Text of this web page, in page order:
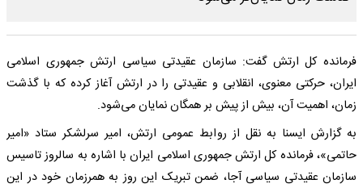
فرمانده کل ارتش گفت: سازمان عقیدتی سیاسی ارتش جمهوری اسلامی
ایران، حرکتی معنوی، انقلابی و عقیدتی را در ارتش آغاز کرده که با گذشت
زمان، اهمیت آن، بیش از پیش بر همگان نمایان می‌شود.
به گزارش ایسنا به نقل از روابط عمومی ارتش، امیر سرلشکر ستاد «امیر
حاتمی»، فرمانده کل ارتش جمهوری اسلامی ایران با اشاره به سالروز تاسیس
سازمان عقیدتی سیاسی آجا، ضمن تبریک این روز به همرزمان خود در این